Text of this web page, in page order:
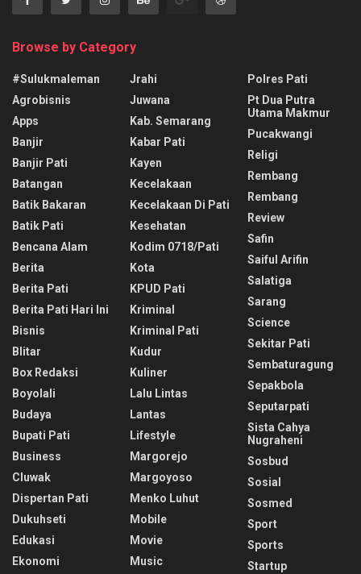
Browse by Category
#sulukmaleman
Agrobisnis
Apps
Banjir
Banjir Pati
Batangan
Batik Bakaran
Batik Pati
Bencana Alam
Berita
Berita Pati
Berita Pati Hari Ini
Bisnis
Blitar
Box Redaksi
Boyolali
Budaya
Bupati Pati
Business
Cluwak
Dispertan Pati
Dukuhseti
Edukasi
Ekonomi
Jrahi
Juwana
Kab. Semarang
Kabar Pati
Kayen
Kecelakaan
Kecelakaan Di Pati
Kesehatan
Kodim 0718/pati
Kota
KPUD Pati
Kriminal
Kriminal Pati
Kudur
Kuliner
Lalu Lintas
Lantas
Lifestyle
Margorejo
Margoyoso
Menko Luhut
Mobile
Movie
Music
Polres Pati
Pt Dua Putra
Utama Makmur
Pucakwangi
Religi
Rembang
Rembang
Review
Safin
Saiful Arifin
Salatiga
Sarang
Science
Sekitar Pati
Sembaturagung
Sepakbola
Seputarpati
Sista Cahya
Nugraheni
Sosbud
Sosial
Sosmed
Sport
Sports
Startup